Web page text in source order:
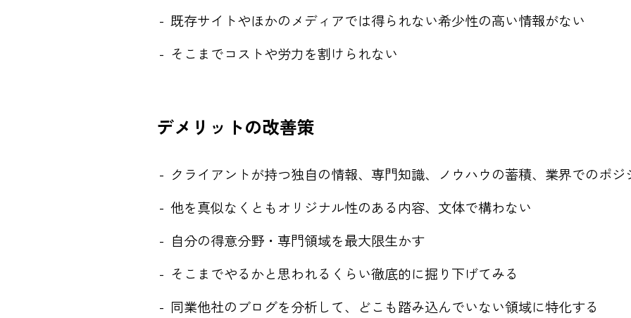
既存サイトやほかのメディアでは得られない希少性の高い情報がない
そこまでコストや労力を割けられない
デメリットの改善策
クライアントが持つ独自の情報、専門知識、ノウハウの蓄積、業界でのポ
他を真似なくともオリジナル性のある内容、文体で構わない
自分の得意分野・専門領域を最大限生かす
そこまでやるかと思われるくらい徹底的に掘り下げてみる
同業他社のブログを分析して、どこも踏み込んでいない領域に特化する